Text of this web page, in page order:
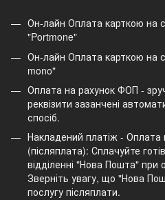
Он-лайн Оплата карткою на
"Portmone"
Он-лайн Оплата карткою на
mono"
Оплата на рахунок ФОП -
реквізити зазанчені
спосіб.
Накладений платіж - Оплата
(післяплата): Сплачуйте
відділенні "Нова Пошта" при
Зверніть увагу, що "Нова
послугу післяплати.